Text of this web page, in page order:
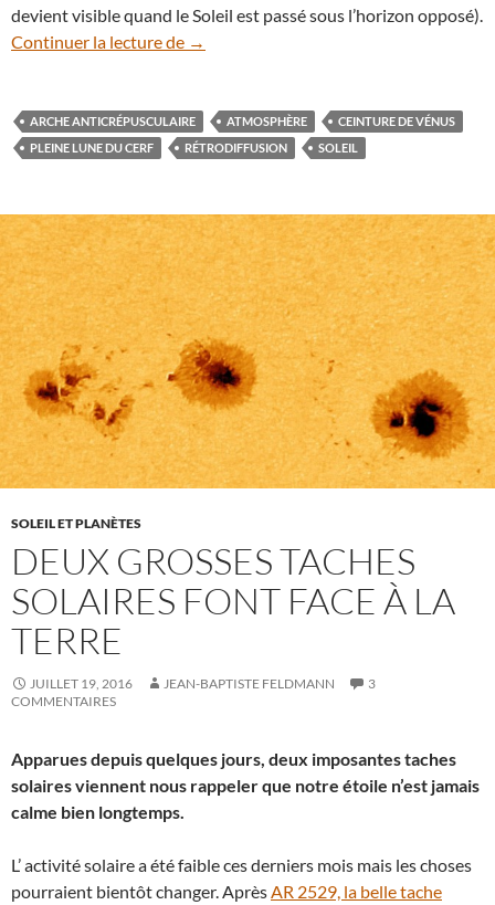
devient visible quand le Soleil est passé sous l’horizon opposé).
Continuer la lecture de
La Pleine Lune du cerf dans la ceinture
→
ARCHE ANTICRÉPUSCULAIRE ATMOSPHÈRE
CEINTURE DE VÉNUS
PLEINE LUNE DU CERF
RÉTRODIFFUSION SOLEIL
SOLEIL ET PLANÈTES
DEUX GROSSES TACHES
SOLAIRES FONT FACE À LA
TERRE
JUILLET 19, 2016 JEAN-BAPTISTE FELDMANN
3
COMMENTAIRES
Apparues depuis quelques jours, deux imposantes taches
solaires viennent nous rappeler que notre étoile n’est jamais
calme bien longtemps.
L’ activité solaire a été faible ces derniers mois mais les choses
pourraient bientôt changer. Après AR 2529, la belle tache